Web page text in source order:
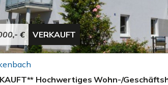
€ VERKAUFT
Hochwertiges Wohn-/